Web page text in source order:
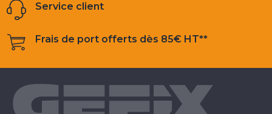
Service client
Frais de port offerts dès 85€ HT**